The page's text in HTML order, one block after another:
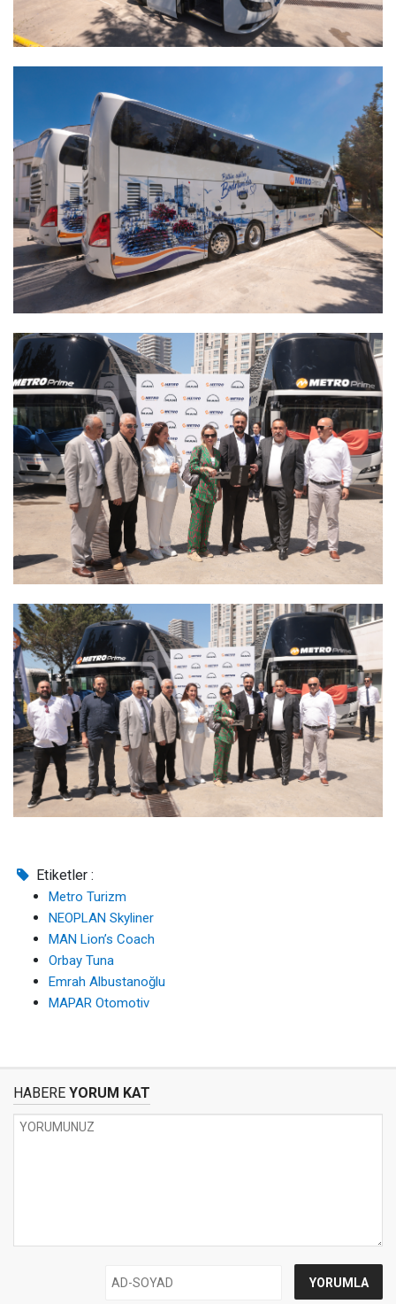
Etiketler :
Metro Turizm
NEOPLAN Skyliner
MAN Lion’s Coach
Orbay Tuna
Emrah Albustanoğlu
MAPAR Otomotiv
HABERE YORUM KAT